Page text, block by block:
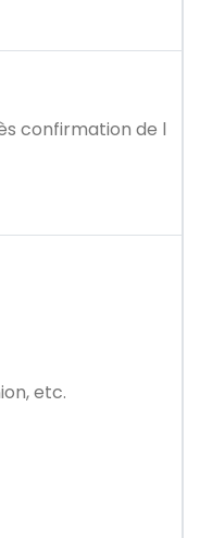
confirmation de l
etc.